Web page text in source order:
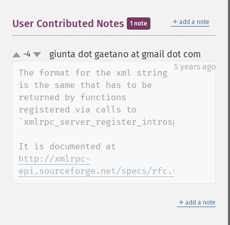
＋ add a note
User Contributed Notes 1 note
up-4 giunta dot gaetano at gmail dot com
5 years ago
The format for the xml string
is the same that has to be
returned by functions
registered via calls to
http://xmlrpc-
epi.sourceforge.net/specs/
＋ add a note